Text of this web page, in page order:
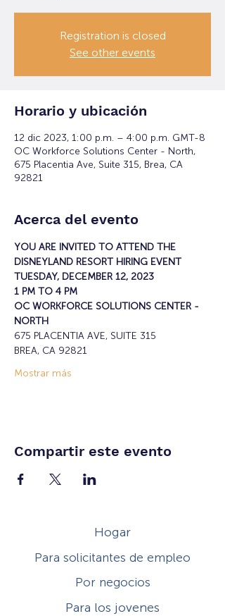
Registration is closed
See other events
Horario y ubicación
12 dic 2023, 1:00 p.m. – 4:00 p.m. GMT-8
OC Workforce Solutions Center - North,
675 Placentia Ave, Suite 315, Brea, CA
92821
Acerca del evento
YOU ARE INVITED TO ATTEND THE
DISNEYLAND RESORT HIRING EVENT
TUESDAY, DECEMBER 12, 2023
1 PM TO 4 PM
OC WORKFORCE SOLUTIONS CENTER -
NORTH
675 PLACENTIA AVE, SUITE 315
BREA, CA 92821
Mostrar más
Compartir este evento
Hogar
Para solicitantes de empleo
Por negocios
Para los jovenes